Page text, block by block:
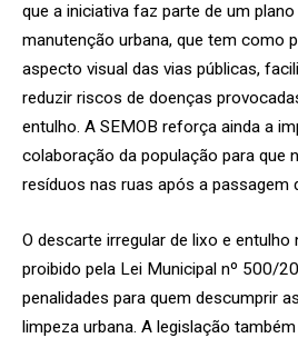
que a iniciativa faz parte de um
manutenção urbana, que tem como
aspecto visual das vias públicas,
reduzir riscos de doenças
entulho. A SEMOB reforça ainda a
colaboração da população para que
resíduos nas ruas após a passagem
O descarte irregular de lixo e entulho
proibido pela Lei Municipal nº 500/
penalidades para quem descumprir
limpeza urbana. A legislação